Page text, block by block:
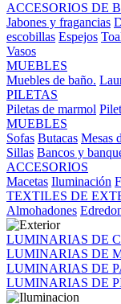
ACCESORIOS DE
Jabones y fragancias
escobillas Espejos
Vasos
MUEBLES
Muebles de baño.
PILETAS
Piletas de marmol
MUEBLES
Sofas Butacas Mesas
Sillas Bancos y
ACCESORIOS
Macetas Iluminación
TEXTILES DE
Almohadones
LUMINARIAS DE
LUMINARIAS DE
LUMINARIAS DE
LUMINARIAS DE